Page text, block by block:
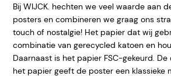
Bij WIJCK. hechten we veel waarde aan
posters en combineren we graag ons
touch of nostalgie! Het papier dat wij
combinatie van gerecycled katoen en
Daarnaast is het papier FSC-gekeurd.
het papier geeft de poster een klassieke